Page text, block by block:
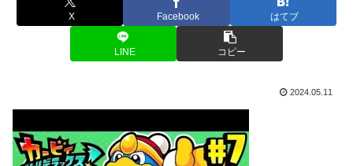
X Facebook はてブ
LINE コピー
2024.05.11